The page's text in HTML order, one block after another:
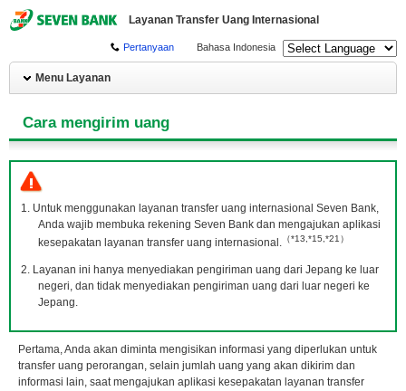
Layanan Transfer Uang Internasional
Pertanyaan Bahasa Indonesia
Menu Layanan
Cara mengirim uang
Untuk menggunakan layanan transfer uang internasional Seven Bank,
Anda wajib membuka rekening Seven Bank dan mengajukan aplikasi
kesepakatan layanan transfer uang internasional. （*13,*15,*21）
Layanan ini hanya menyediakan pengiriman uang dari Jepang ke luar
negeri, dan tidak menyediakan pengiriman uang dari luar negeri ke
Jepang.
Pertama, Anda akan diminta mengisikan informasi yang diperlukan untuk
transfer uang perorangan, selain jumlah uang yang akan dikirim dan
informasi lain, saat mengajukan aplikasi kesepakatan layanan transfer